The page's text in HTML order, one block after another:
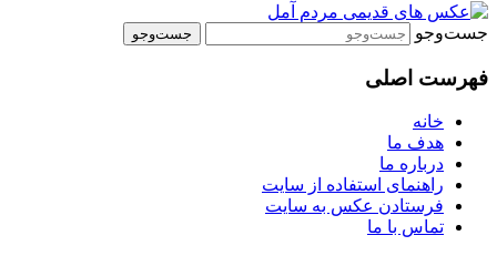
جست‌وجو
فهرست اصلی
خانه
هدف ما
درباره ما
راهنمای استفاده از سایت
فرستادن عکس به سایت
تماس با ما